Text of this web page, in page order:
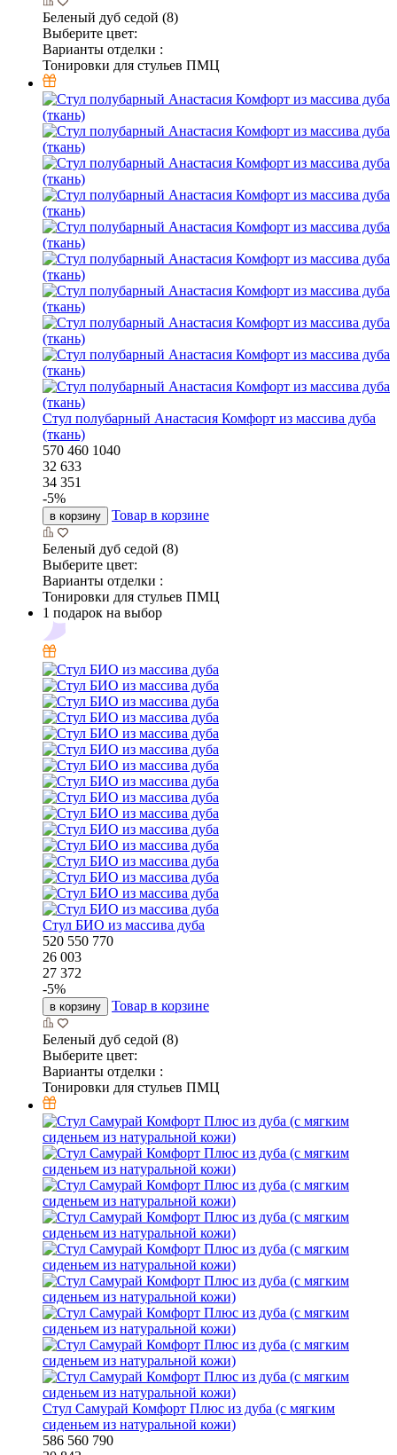
Беленый дуб седой (8)
Выберите цвет:
Варианты отделки :
Тонировки для стульев ПМЦ
Стул полубарный Анастасия Комфорт из массива дуба
(ткань)
570 460 1040
32 633
34 351
-5%
в корзину Товар в корзине
Беленый дуб седой (8)
Выберите цвет:
Варианты отделки :
Тонировки для стульев ПМЦ
1 подарок на выбор
Стул БИО из массива дуба
520 550 770
26 003
27 372
-5%
в корзину Товар в корзине
Беленый дуб седой (8)
Выберите цвет:
Варианты отделки :
Тонировки для стульев ПМЦ
Стул Самурай Комфорт Плюс из дуба (с мягким
сиденьем из натуральной кожи)
586 560 790